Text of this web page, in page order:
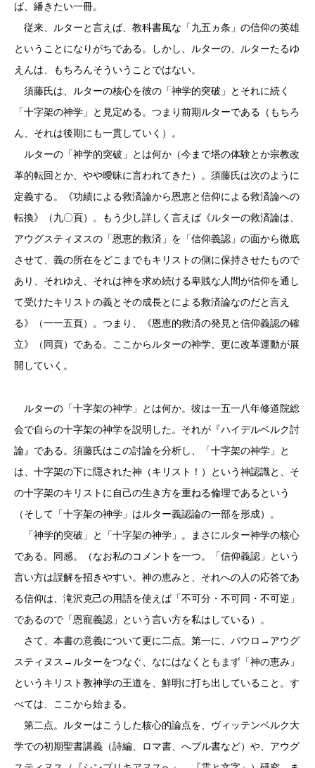
ば、繙きたい一冊。
従来、ルターと言えば、教科書風な「九五ヵ条」の信仰の英雄
ということになりがちである。しかし、ルターの、ルターたるゆ
えんは、もちろんそういうことではない。
須藤氏は、ルターの核心を彼の「神学的突破」とそれに続く
「十字架の神学」と見定める。つまり前期ルターである（もちろ
ん、それは後期にも一貫していく）。
ルターの「神学的突破」とは何か（今まで塔の体験とか宗教改
革的転回とか、やや曖昧に言われてきた）。須藤氏は次のように
定義する。《功績による救済論から恩恵と信仰による救済論への
転換》（九〇頁）。もう少し詳しく言えば《ルターの救済論は、
アウグスティヌスの「恩恵的救済」を「信仰義認」の面から徹底
させて、義の所在をどこまでもキリストの側に保持させたもので
あり、それゆえ、それは神を求め続ける卑賎な人間が信仰を通し
て受けたキリストの義とその成長とによる救済論なのだと言え
る》（一一五頁）。つまり、《恩恵的救済の発見と信仰義認の確
立》（同頁）である。ここからルターの神学、更に改革運動が展
開していく。
ルターの「十字架の神学」とは何か。彼は一五一八年修道院総
会で自らの十字架の神学を説明した。それが『ハイデルベルク討
論』である。須藤氏はこの討論を分析し、「十字架の神学」と
は、十字架の下に隠された神（キリスト！）という神認識と、そ
の十字架のキリストに自己の生き方を重ねる倫理であるという
（そして「十字架の神学」はルター義認論の一部を形成）。
「神学的突破」と「十字架の神学」。まさにルター神学の核心
である。同感。（なお私のコメントを一つ。「信仰義認」という
言い方は誤解を招きやすい。神の恵みと、それへの人の応答であ
る信仰は、滝沢克己の用語を使えば「不可分・不可同・不可逆」
であるので「恩寵義認」という言い方を私はしている）。
さて、本書の意義について更に二点。第一に、パウロ→アウグ
スティヌス→ルターをつなぐ、なにはなくともまず「神の恵み」
というキリスト教神学の王道を、鮮明に打ち出していること。す
べては、ここから始まる。
第二点。ルターはこうした核心的論点を、ヴィッテンベルク大
学での初期聖書講義（詩編、ロマ書、へブル書など）や、アウグ